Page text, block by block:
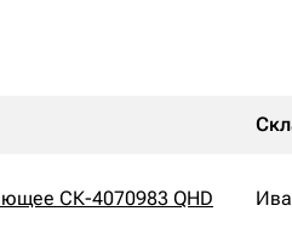
СК-4070983 QHD